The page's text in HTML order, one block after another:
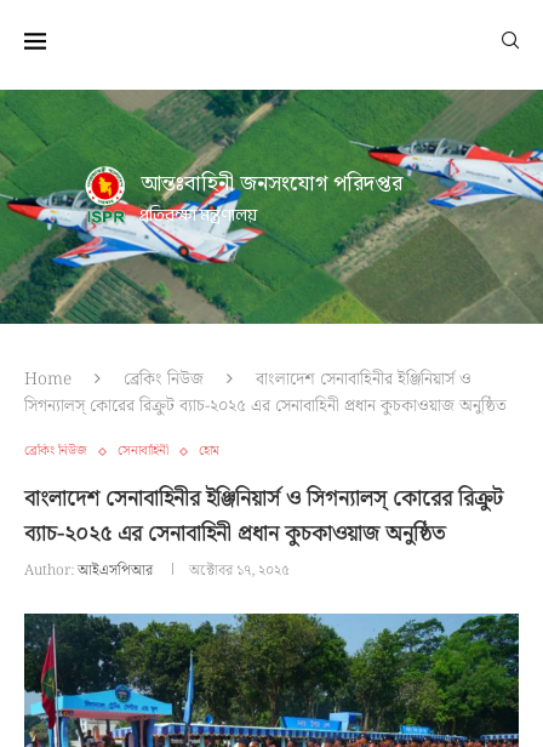
আন্তঃবাহিনী জনসংযোগ পরিদপ্তর
প্রতিরক্ষা মন্ত্রণালয়
Home ব্রেকিং নিউজ
বাংলাদেশ সেনাবাহিনীর ইঞ্জিনিয়ার্স ও
সিগন্যালস্ কোরের রিক্রুট ব্যাচ-২০২৫ এর সেনাবাহিনী প্রধান কুচকাওয়াজ অনুষ্ঠিত
ব্রেকিং নিউজ সেনাবাহিনী হোম
বাংলাদেশ সেনাবাহিনীর ইঞ্জিনিয়ার্স ও সিগন্যালস্ কোরের রিক্রুট
ব্যাচ-২০২৫ এর সেনাবাহিনী প্রধান কুচকাওয়াজ অনুষ্ঠিত
Author:আইএসপিআর অক্টোবর ১৭, ২০২৫